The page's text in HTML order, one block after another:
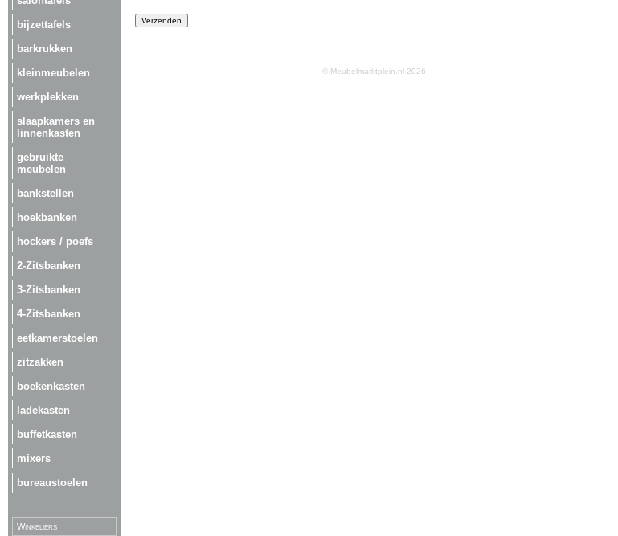
bijzettafels
barkrukken
kleinmeubelen
werkplekken
slaapkamers en
linnenkasten
gebruikte
meubelen
bankstellen
hoekbanken
hockers / poefs
2-Zitsbanken
3-Zitsbanken
4-Zitsbanken
eetkamerstoelen
zitzakken
boekenkasten
ladekasten
buffetkasten
mixers
bureaustoelen
Winkeliers
© Meubelmarktplein.nl 2026